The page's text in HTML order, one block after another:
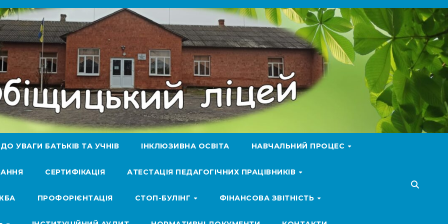
ДО УВАГИ БАТЬКІВ ТА УЧНІВ ІНКЛЮЗИВНА ОСВІТА НАВЧАЛЬНИЙ ПРОЦЕС
СЕРТИФІКАЦІЯ АТЕСТАЦІЯ ПЕДАГОГІЧНИХ ПРАЦІВНИКІВ
ПРОФОРІЄНТАЦІЯ СТОП-БУЛІНГ ФІНАНСОВА ЗВІТНІСТЬ